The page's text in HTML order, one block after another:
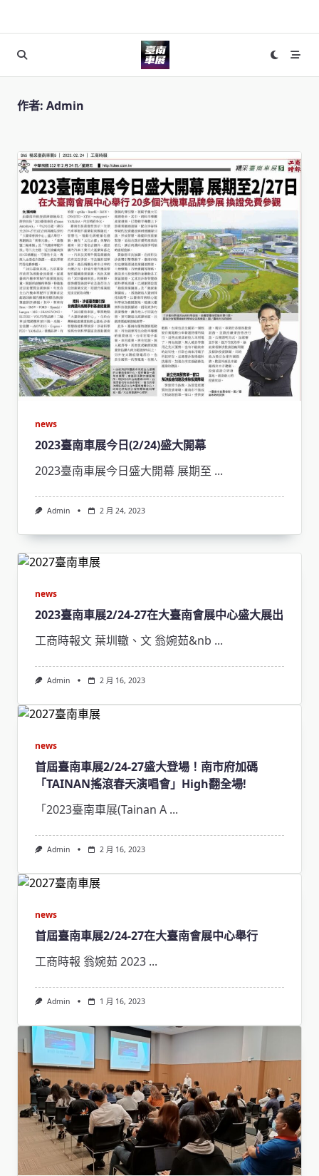
作者: Admin
news
2023臺南車展今日(2/24)盛大開幕
2023臺南車展今日盛大開幕 展期至 ...
Admin 2 月 24, 2023
news
2023臺南車展2/24-27在大臺南會展中心盛大展出
工商時報文 葉圳轍、文 翁婉茹&nb ...
Admin 2 月 16, 2023
news
首屆臺南車展2/24-27盛大登場！南市府加碼
「TAINAN搖滾春天演唱會」High翻全場!
「2023臺南車展(Tainan A ...
Admin 2 月 16, 2023
news
首屆臺南車展2/24-27在大臺南會展中心舉行
工商時報 翁婉茹 2023 ...
Admin 1 月 16, 2023